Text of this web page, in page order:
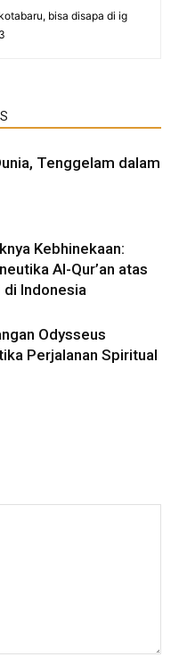
bisa disapa di ig
Tenggelam dalam
Kebhinekaan:
Al-Qur’an atas
Indonesia
Odysseus
Perjalanan Spiritual